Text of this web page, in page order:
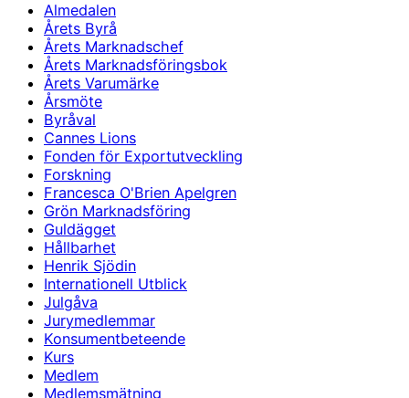
Almedalen
Årets Byrå
Årets Marknadschef
Årets Marknadsföringsbok
Årets Varumärke
Årsmöte
Byråval
Cannes Lions
Fonden för Exportutveckling
Forskning
Francesca O'Brien Apelgren
Grön Marknadsföring
Guldägget
Hållbarhet
Henrik Sjödin
Internationell Utblick
Julgåva
Jurymedlemmar
Konsumentbeteende
Kurs
Medlem
Medlemsmätning